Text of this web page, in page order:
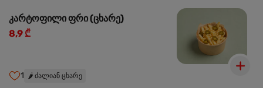
კარტოფილი ფრი (ცხარე)
8,9 ₾
1 🌶️ ძალიან ცხარე